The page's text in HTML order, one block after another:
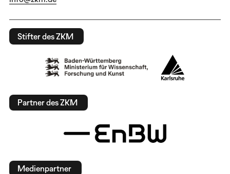
Stifter des ZKM
Partner des ZKM
Medienpartner